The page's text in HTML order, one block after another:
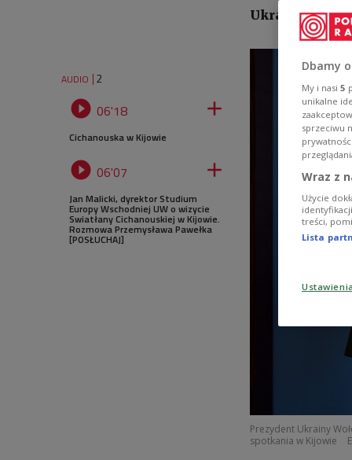
Ukrainy do
AUDIO 2
 06'18 
Cichanouska w Kijowie
 06'07 
Jan Malicki, dyrektor Studium
Europy Wschodniej UW o wizycie
Swiatłany Cichanouskiej w Kijowie.
Rozmowa Przemysława Pawełka
[POSŁUCHAJ]
Prezydent Ukrainy
spotkania w Kijowie
Dbamy
My i nasi 5
unikalne
sprzeciwu
Wraz z
Użycie
treści,
Lista